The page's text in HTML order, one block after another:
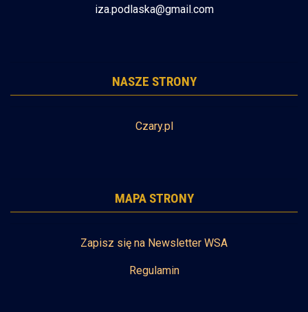
iza.podlaska@gmail.com
NASZE STRONY
Czary.pl
MAPA STRONY
Zapisz się na Newsletter WSA
Regulamin